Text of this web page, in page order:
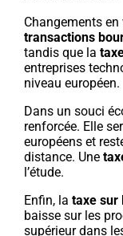
Changements
transactions
tandis que la
entreprises
niveau européen.
Dans un souci
renforcée. Elle
européens et
distance. Une
l’étude.
Enfin, la taxe sur
baisse sur les
supérieur dans